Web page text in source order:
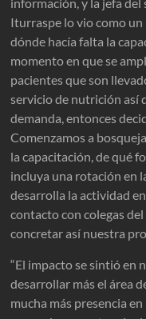
Iturraspe lo vio como un
dónde hacía falta la
momento en que se
pacientes que son
servicio de nutrición así
demanda, entonces
Comenzamos a
la capacitación, de qué
incluya una rotación en
desarrolla la actividad
contacto con colegas
concretar así nuestra
“El impacto se sintió en
desarrollar más el área
mucha más presencia